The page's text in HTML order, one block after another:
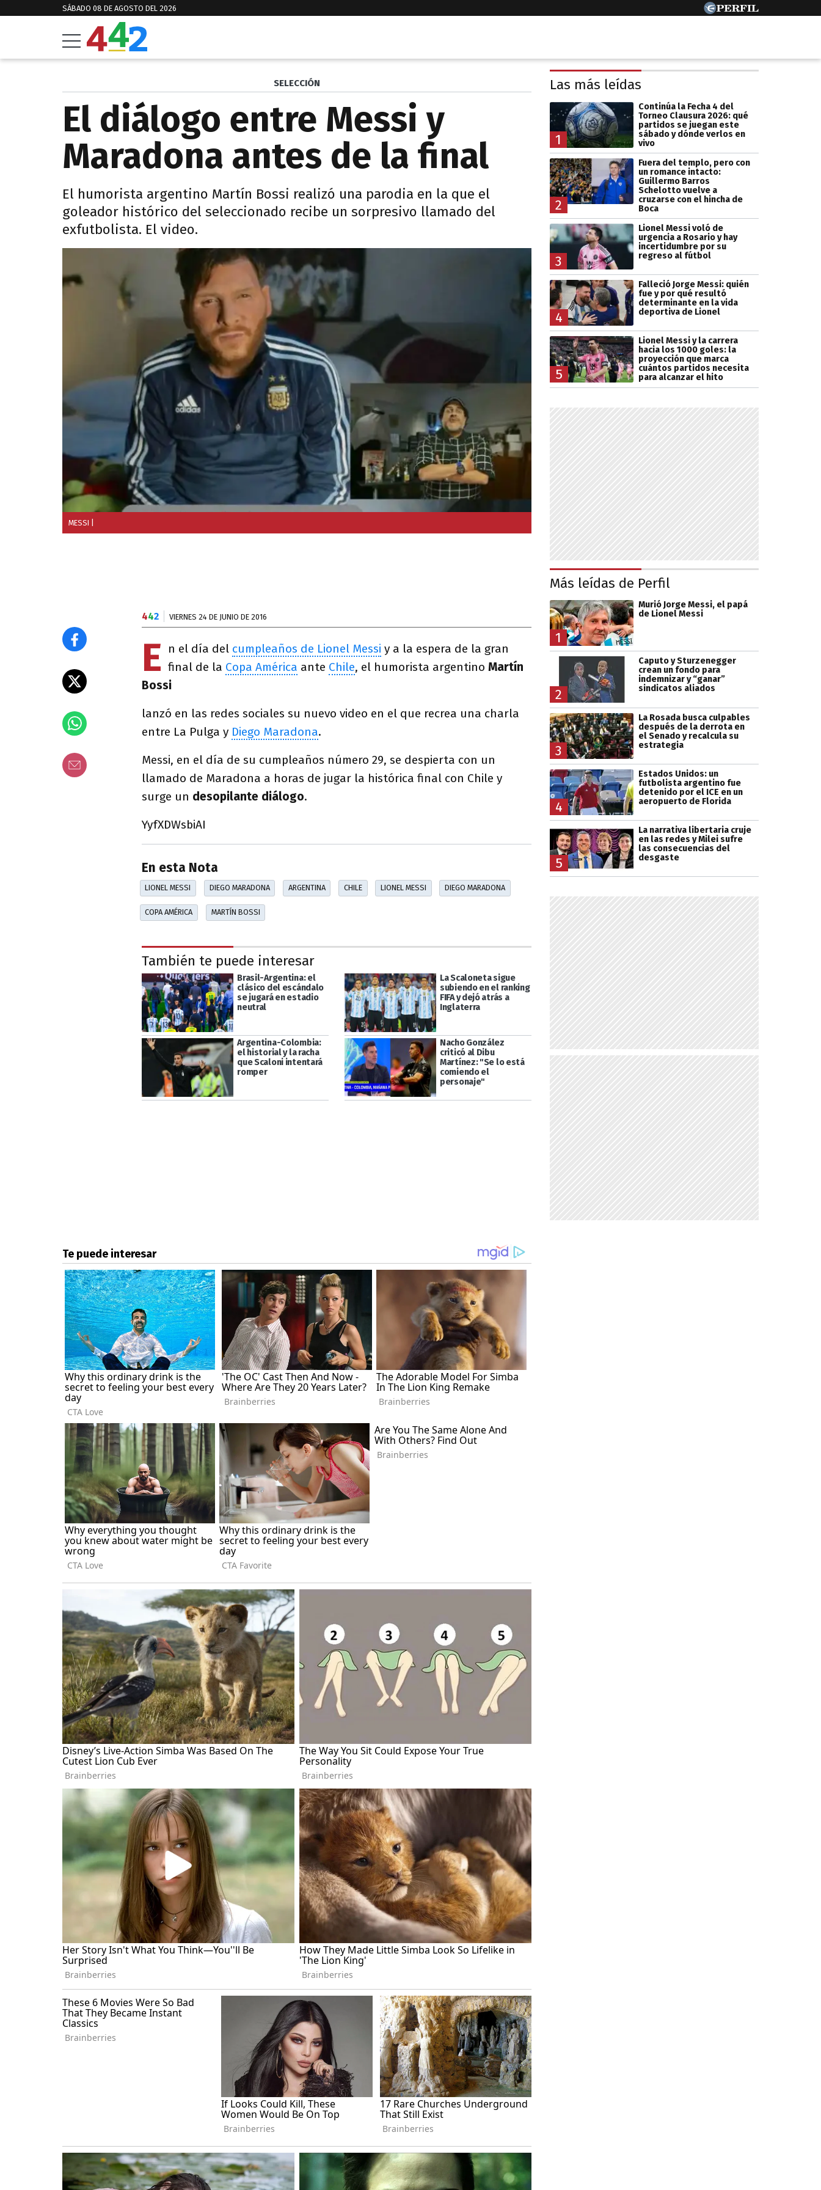
SÁBADO 08 DE AGOSTO DEL 2026
SELECCIÓN
El diálogo entre Messi y
Maradona antes de la final
El humorista argentino Martín Bossi realizó una parodia en la que el
goleador histórico del seleccionado recibe un sorpresivo llamado del
exfutbolista. El video.
MESSI
442 VIERNES 24 DE JUNIO DE 2016
E n el día del cumpleaños de Lionel Messi y a la espera de la gran
final de la Copa América ante Chile, el humorista argentino Martín
Bossi
lanzó en las redes sociales su nuevo video en el que recrea una charla
entre La Pulga y Diego Maradona.
Messi, en el día de su cumpleaños número 29, se despierta con un
llamado de Maradona a horas de jugar la histórica final con Chile y
surge un desopilante diálogo.
YyfXDWsbiAI
En esta Nota
LIONEL MESSI DIEGO MARADONA ARGENTINA CHILE LIONEL MESSI DIEGO MARADONA
COPA AMÉRICA MARTÍN BOSSI
También te puede interesar
Brasil-Argentina: el
clásico del escándalo
se jugará en estadio
neutral
La Scaloneta sigue
subiendo en el ranking
FIFA y dejó atrás a
Inglaterra
Argentina-Colombia:
el historial y la racha
que Scaloni intentará
romper
Nacho González
criticó al Dibu
Martínez: "Se lo está
comiendo el
personaje"
Las más leídas
1
Continúa la Fecha 4 del
Torneo Clausura 2026: qué
partidos se juegan este
sábado y dónde verlos en
vivo
2
Fuera del templo, pero con
un romance intacto:
Guillermo Barros
Schelotto vuelve a
cruzarse con el hincha de
Boca
3
Lionel Messi voló de
urgencia a Rosario y hay
incertidumbre por su
regreso al fútbol
4
Falleció Jorge Messi: quién
fue y por qué resultó
determinante en la vida
deportiva de Lionel
5
Lionel Messi y la carrera
hacia los 1000 goles: la
proyección que marca
cuántos partidos necesita
para alcanzar el hito
Más leídas de Perfil
1
Murió Jorge Messi, el papá
de Lionel Messi
2
Caputo y Sturzenegger
crean un fondo para
indemnizar y “ganar”
sindicatos aliados
3
La Rosada busca culpables
después de la derrota en
el Senado y recalcula su
estrategia
4
Estados Unidos: un
futbolista argentino fue
detenido por el ICE en un
aeropuerto de Florida
5
La narrativa libertaria cruje
en las redes y Milei sufre
las consecuencias del
desgaste